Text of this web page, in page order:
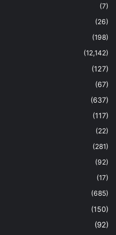
(7)
(26)
(198)
(12,142)
(127)
(67)
(637)
(117)
(22)
(281)
(92)
(17)
(685)
(150)
(92)